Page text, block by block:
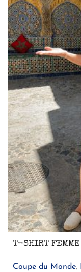
T-SHIRT
Coupe du Monde,